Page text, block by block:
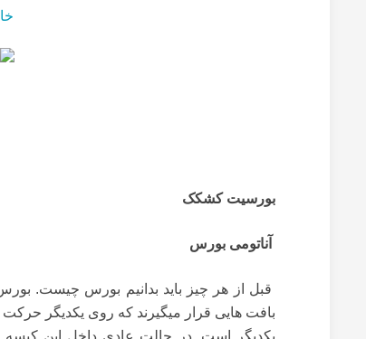
بورسیت کشکک
آناتومی بورس
قبل از هر چیز باید بدانیم بورس چیست.
بافت هایی قرار میگیرند که روی یکدیگر